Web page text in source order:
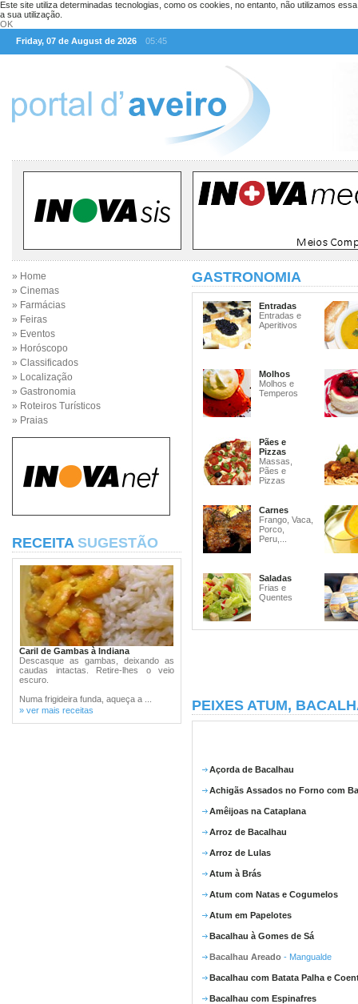
Este site utiliza determinadas tecnologias, como os cookies, no entanto, não utilizamos
a sua utilização.
OK
Friday, 07 de August de 2026
05:45
» Home
» Cinemas
» Farmácias
» Feiras
» Eventos
» Horóscopo
» Classificados
» Localização
» Gastronomia
» Roteiros Turísticos
» Praias
RECEITA SUGESTÃO
Caril de Gambas à Indiana
Descasque as gambas, deixando as
caudas intactas. Retire-lhes o veio
escuro.
Numa frigideira funda, aqueça a ...
» ver mais receitas
GASTRONOMIA
Entradas
Entradas e
Aperitivos
Molhos
Molhos e
Temperos
Pães e
Pizzas
Massas,
Pães e
Pizzas
Carnes
Frango, Vaca,
Porco,
Peru,...
Saladas
Frias e
Quentes
PEIXES ATUM,
Açorda de Bacalhau
Achigãs Assados no Forno com
Amêijoas na Cataplana
Arroz de Bacalhau
Arroz de Lulas
Atum à Brás
Atum com Natas e Cogumelos
Atum em Papelotes
Bacalhau à Gomes de Sá
Bacalhau Areado - Mangualde
Bacalhau com Batata Palha e
Bacalhau com Espinafres